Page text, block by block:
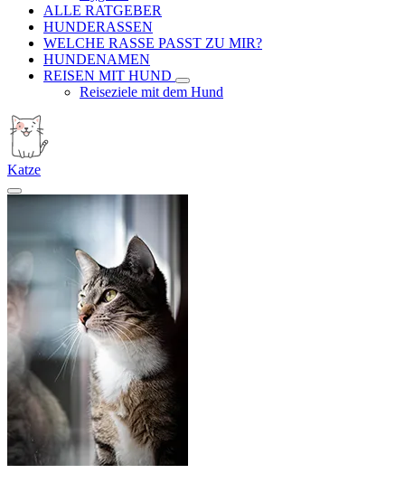
ALLE RATGEBER
HUNDERASSEN
WELCHE RASSE PASST ZU MIR?
HUNDENAMEN
REISEN MIT HUND
Reiseziele mit dem Hund
Katze